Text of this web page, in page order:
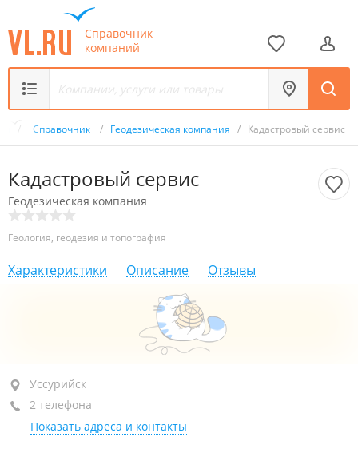
Справочник
компаний
/ Справочник / Геодезическая компания / Кадастровый сервис
Кадастровый сервис
Геодезическая компания
Геология, геодезия и топография
Характеристики Описание Отзывы
Уссурийск, ул. Володарского, 90
1-й этаж, оф. 14
+7 924 139-61-13
Уссурийск
2 телефона
Показать адреса и контакты